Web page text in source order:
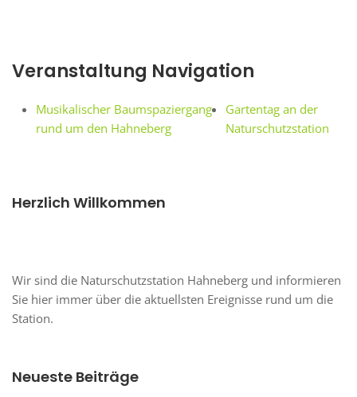
Veranstaltung Navigation
Musikalischer Baumspaziergang
rund um den Hahneberg
Gartentag an der
Naturschutzstation
Herzlich Willkommen
Wir sind die Naturschutzstation Hahneberg und informieren
Sie hier immer über die aktuellsten Ereignisse rund um die
Station.
Neueste Beiträge